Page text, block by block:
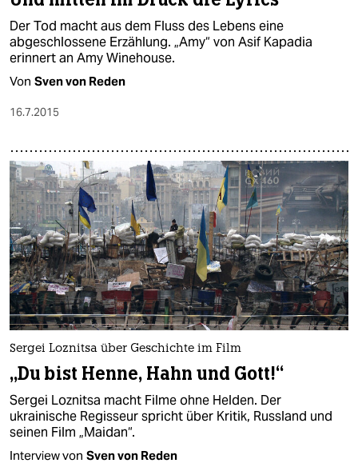
Der Tod macht aus dem Fluss des Lebens eine
abgeschlossene Erzählung. „Amy“ von Asif Kapadia
erinnert an Amy Winehouse.
Von Sven von Reden
16.7.2015
Sergei Loznitsa über Geschichte im Film
„Du bist Henne, Hahn und Gott!“
Sergei Loznitsa macht Filme ohne Helden. Der
ukrainische Regisseur spricht über Kritik, Russland und
seinen Film „Maidan“.
Interview von Sven von Reden